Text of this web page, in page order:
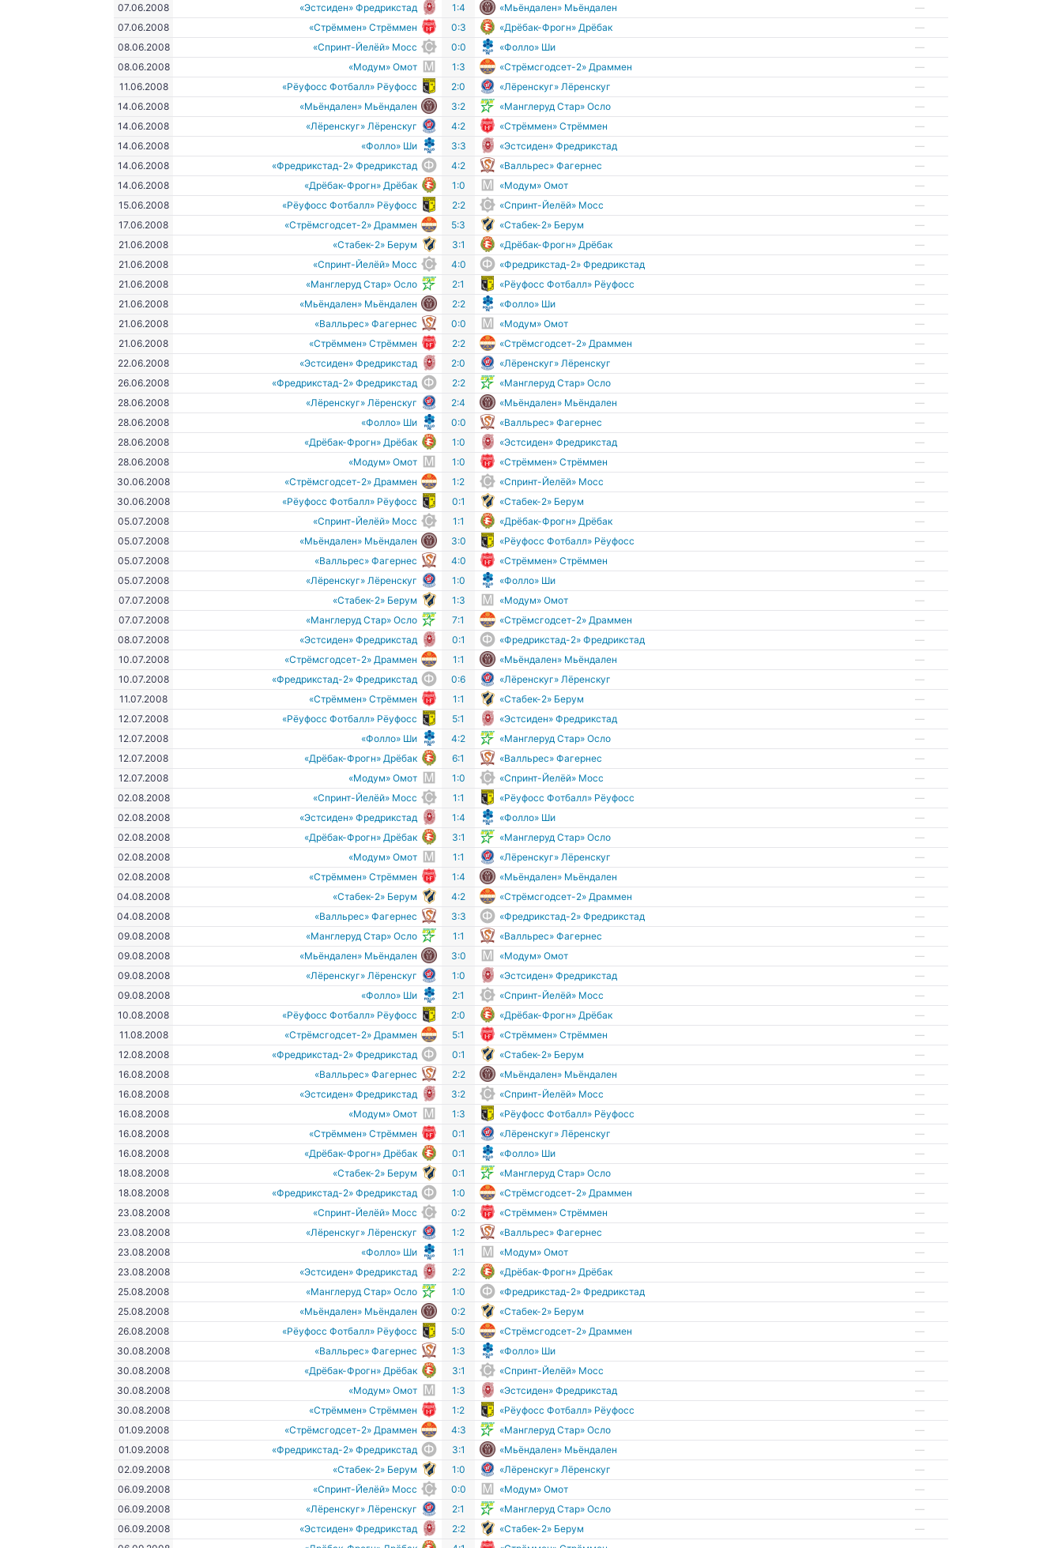
07.06.2008
«Эстсиден» Фредрикстад 1:4 «Мьёндален» Мьёндален
—
07.06.2008
«Стрёммен» Стрёммен 0:3 «Дрёбак-Фрогн» Дрёбак
—
08.06.2008
«Спринт-Йелёй» Мосс 0:0 «Фолло» Ши
—
08.06.2008
«Модум» Омот 1:3 «Стрёмсгодсет-2» Драммен
—
11.06.2008
«Рёуфосс Фотбалл» Рёуфосс 2:0 «Лёренскуг» Лёренскуг
—
14.06.2008
«Мьёндален» Мьёндален 3:2 «Манглеруд Стар» Осло
—
14.06.2008
«Лёренскуг» Лёренскуг 4:2 «Стрёммен» Стрёммен
—
14.06.2008
«Фолло» Ши 3:3 «Эстсиден» Фредрикстад
—
14.06.2008
«Фредрикстад-2» Фредрикстад 4:2 «Валльрес» Фагернес
—
14.06.2008
«Дрёбак-Фрогн» Дрёбак 1:0 «Модум» Омот
—
15.06.2008
«Рёуфосс Фотбалл» Рёуфосс 2:2 «Спринт-Йелёй» Мосс
—
17.06.2008
«Стрёмсгодсет-2» Драммен 5:3 «Стабек-2» Берум
—
21.06.2008
«Стабек-2» Берум 3:1 «Дрёбак-Фрогн» Дрёбак
—
21.06.2008
«Спринт-Йелёй» Мосс 4:0 «Фредрикстад-2» Фредрикстад
—
21.06.2008
«Манглеруд Стар» Осло 2:1 «Рёуфосс Фотбалл» Рёуфосс
—
21.06.2008
«Мьёндален» Мьёндален 2:2 «Фолло» Ши
—
21.06.2008
«Валльрес» Фагернес 0:0 «Модум» Омот
—
21.06.2008
«Стрёммен» Стрёммен 2:2 «Стрёмсгодсет-2» Драммен
—
22.06.2008
«Эстсиден» Фредрикстад 2:0 «Лёренскуг» Лёренскуг
—
26.06.2008
«Фредрикстад-2» Фредрикстад 2:2 «Манглеруд Стар» Осло
—
28.06.2008
«Лёренскуг» Лёренскуг 2:4 «Мьёндален» Мьёндален
—
28.06.2008
«Фолло» Ши 0:0 «Валльрес» Фагернес
—
28.06.2008
«Дрёбак-Фрогн» Дрёбак 1:0 «Эстсиден» Фредрикстад
—
28.06.2008
«Модум» Омот 1:0 «Стрёммен» Стрёммен
—
30.06.2008
«Стрёмсгодсет-2» Драммен 1:2 «Спринт-Йелёй» Мосс
—
30.06.2008
«Рёуфосс Фотбалл» Рёуфосс 0:1 «Стабек-2» Берум
—
05.07.2008
«Спринт-Йелёй» Мосс 1:1 «Дрёбак-Фрогн» Дрёбак
—
05.07.2008
«Мьёндален» Мьёндален 3:0 «Рёуфосс Фотбалл» Рёуфосс
—
05.07.2008
«Валльрес» Фагернес 4:0 «Стрёммен» Стрёммен
—
05.07.2008
«Лёренскуг» Лёренскуг 1:0 «Фолло» Ши
—
07.07.2008
«Стабек-2» Берум 1:3 «Модум» Омот
—
07.07.2008
«Манглеруд Стар» Осло 7:1 «Стрёмсгодсет-2» Драммен
—
08.07.2008
«Эстсиден» Фредрикстад 0:1 «Фредрикстад-2» Фредрикстад
—
10.07.2008
«Стрёмсгодсет-2» Драммен 1:1 «Мьёндален» Мьёндален
—
10.07.2008
«Фредрикстад-2» Фредрикстад 0:6 «Лёренскуг» Лёренскуг
—
11.07.2008
«Стрёммен» Стрёммен 1:1 «Стабек-2» Берум
—
12.07.2008
«Рёуфосс Фотбалл» Рёуфосс 5:1 «Эстсиден» Фредрикстад
—
12.07.2008
«Фолло» Ши 4:2 «Манглеруд Стар» Осло
—
12.07.2008
«Дрёбак-Фрогн» Дрёбак 6:1 «Валльрес» Фагернес
—
12.07.2008
«Модум» Омот 1:0 «Спринт-Йелёй» Мосс
—
02.08.2008
«Спринт-Йелёй» Мосс 1:1 «Рёуфосс Фотбалл» Рёуфосс
—
02.08.2008
«Эстсиден» Фредрикстад 1:4 «Фолло» Ши
—
02.08.2008
«Дрёбак-Фрогн» Дрёбак 3:1 «Манглеруд Стар» Осло
—
02.08.2008
«Модум» Омот 1:1 «Лёренскуг» Лёренскуг
—
02.08.2008
«Стрёммен» Стрёммен 1:4 «Мьёндален» Мьёндален
—
04.08.2008
«Стабек-2» Берум 4:2 «Стрёмсгодсет-2» Драммен
—
04.08.2008
«Валльрес» Фагернес 3:3 «Фредрикстад-2» Фредрикстад
—
09.08.2008
«Манглеруд Стар» Осло 1:1 «Валльрес» Фагернес
—
09.08.2008
«Мьёндален» Мьёндален 3:0 «Модум» Омот
—
09.08.2008
«Лёренскуг» Лёренскуг 1:0 «Эстсиден» Фредрикстад
—
09.08.2008
«Фолло» Ши 2:1 «Спринт-Йелёй» Мосс
—
10.08.2008
«Рёуфосс Фотбалл» Рёуфосс 2:0 «Дрёбак-Фрогн» Дрёбак
—
11.08.2008
«Стрёмсгодсет-2» Драммен 5:1 «Стрёммен» Стрёммен
—
12.08.2008
«Фредрикстад-2» Фредрикстад 0:1 «Стабек-2» Берум
—
16.08.2008
«Валльрес» Фагернес 2:2 «Мьёндален» Мьёндален
—
16.08.2008
«Эстсиден» Фредрикстад 3:2 «Спринт-Йелёй» Мосс
—
16.08.2008
«Модум» Омот 1:3 «Рёуфосс Фотбалл» Рёуфосс
—
16.08.2008
«Стрёммен» Стрёммен 0:1 «Лёренскуг» Лёренскуг
—
16.08.2008
«Дрёбак-Фрогн» Дрёбак 0:1 «Фолло» Ши
—
18.08.2008
«Стабек-2» Берум 0:1 «Манглеруд Стар» Осло
—
18.08.2008
«Фредрикстад-2» Фредрикстад 1:0 «Стрёмсгодсет-2» Драммен
—
23.08.2008
«Спринт-Йелёй» Мосс 0:2 «Стрёммен» Стрёммен
—
23.08.2008
«Лёренскуг» Лёренскуг 1:2 «Валльрес» Фагернес
—
23.08.2008
«Фолло» Ши 1:1 «Модум» Омот
—
23.08.2008
«Эстсиден» Фредрикстад 2:2 «Дрёбак-Фрогн» Дрёбак
—
25.08.2008
«Манглеруд Стар» Осло 1:0 «Фредрикстад-2» Фредрикстад
—
25.08.2008
«Мьёндален» Мьёндален 0:2 «Стабек-2» Берум
—
26.08.2008
«Рёуфосс Фотбалл» Рёуфосс 5:0 «Стрёмсгодсет-2» Драммен
—
30.08.2008
«Валльрес» Фагернес 1:3 «Фолло» Ши
—
30.08.2008
«Дрёбак-Фрогн» Дрёбак 3:1 «Спринт-Йелёй» Мосс
—
30.08.2008
«Модум» Омот 1:3 «Эстсиден» Фредрикстад
—
30.08.2008
«Стрёммен» Стрёммен 1:2 «Рёуфосс Фотбалл» Рёуфосс
—
01.09.2008
«Стрёмсгодсет-2» Драммен 4:3 «Манглеруд Стар» Осло
—
01.09.2008
«Фредрикстад-2» Фредрикстад 3:1 «Мьёндален» Мьёндален
—
02.09.2008
«Стабек-2» Берум 1:0 «Лёренскуг» Лёренскуг
—
06.09.2008
«Спринт-Йелёй» Мосс 0:0 «Модум» Омот
—
06.09.2008
«Лёренскуг» Лёренскуг 2:1 «Манглеруд Стар» Осло
—
06.09.2008
«Эстсиден» Фредрикстад 2:2 «Стабек-2» Берум
—